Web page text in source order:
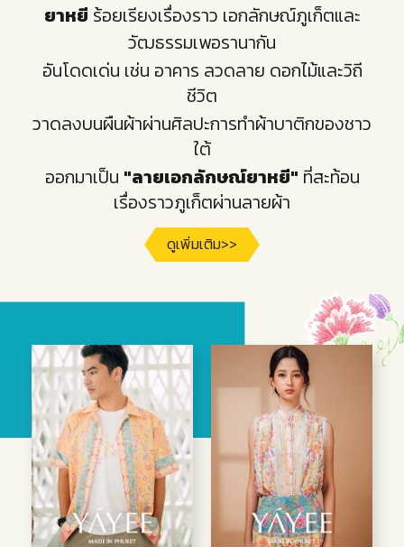
ยาหยี ร้อยเรียงเรื่องราว เอกลักษณ์ภูเก็ตและ
วัฒธรรมเพอรานากัน
อันโดดเด่น เช่น อาคาร ลวดลาย ดอกไม้และวิถี
ชีวิต
วาดลงบนผืนผ้าผ่านศิลปะการทำผ้าบาติกของชาว
ใต้
ออกมาเป็น "ลายเอกลักษณ์ยาหยี" ที่สะท้อน
เรื่องราวภูเก็ตผ่านลายผ้า
ดูเพิ่มเติม>>